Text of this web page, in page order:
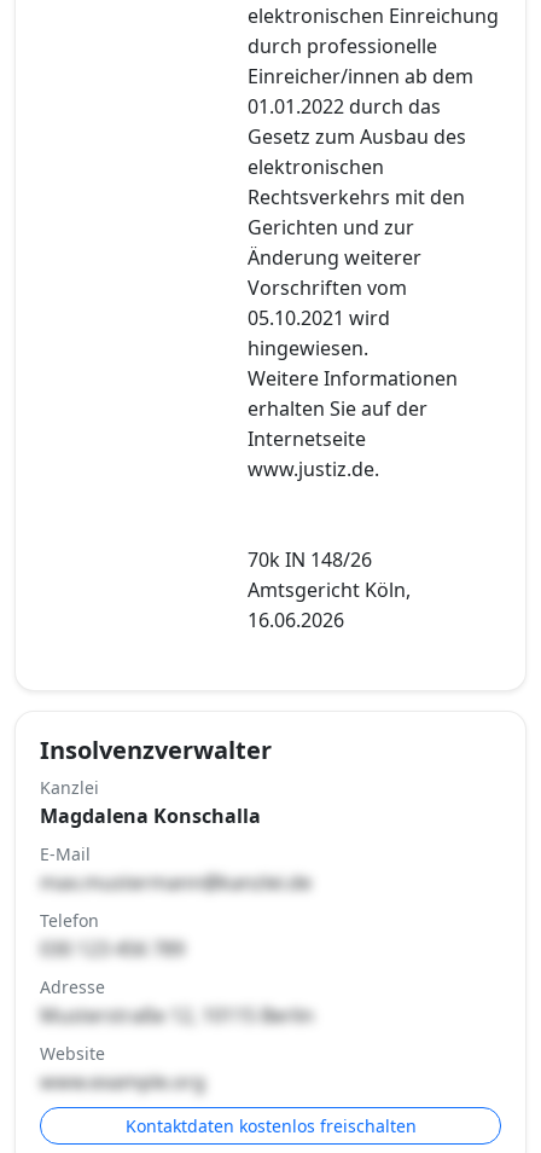
elektronischen Einreichung
durch professionelle
Einreicher/innen ab dem
01.01.2022 durch das
Gesetz zum Ausbau des
elektronischen
Rechtsverkehrs mit den
Gerichten und zur
Änderung weiterer
Vorschriften vom
05.10.2021 wird
hingewiesen.
Weitere Informationen
erhalten Sie auf der
Internetseite
www.justiz.de.
70k IN 148/26
Amtsgericht Köln,
16.06.2026
Insolvenzverwalter
Kanzlei
Magdalena Konschalla
E-Mail
max.mustermann@kanzlei.de
Telefon
030 123 456 789
Adresse
Musterstraße 12, 10115 Berlin
Website
www.example.org
Kontaktdaten kostenlos freischalten